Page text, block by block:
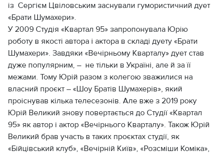
із Сергієм Цвіловським заснували гумористичний дует
«Брати Шумахери».
У 2009 Студія «Квартал 95» запропонувала Юрію
роботу в якості автора і актора в складі дуету «Брати
Шумахери». Завдяки «Вечірньому Кварталу» дует став
дуже популярним, – не тільки в Україні, але й за її
межами. Тому Юрій разом з колегою зважилися на
власний проєкт – «Шоу Братів Шумахерів», який
проіснував кілька телесезонів. Але вже з 2019 року
Юрій Великий знову повертається до Студії «Квартал
95» як автор і актор «Вечірнього Кварталу». Також Юрій
Великий брав участь в таких проєктах студії, як
«Бійцівський клуб», «Вечірній Київ», «Розсміши Коміка»,